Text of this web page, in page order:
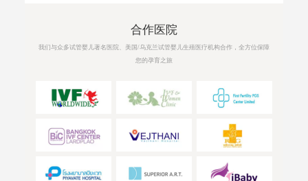
合作医院
我们与众多试管婴儿著名医院、美国/乌克兰试管婴儿生殖医疗机构合作，全方位保障
您的孕育之旅